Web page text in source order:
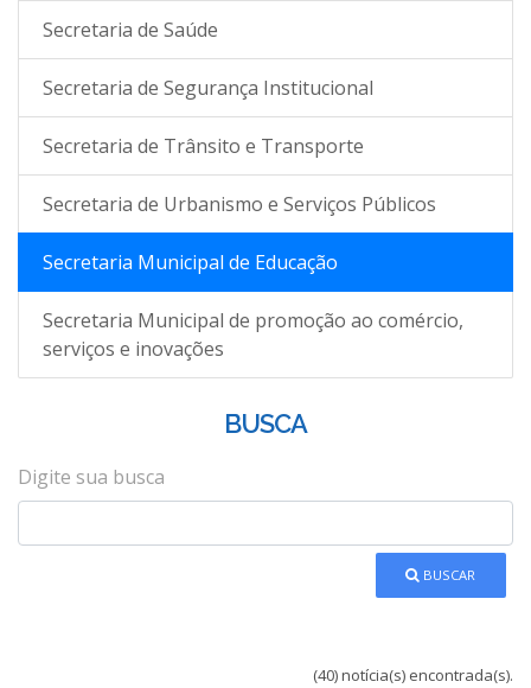
Secretaria de Saúde
Secretaria de Segurança Institucional
Secretaria de Trânsito e Transporte
Secretaria de Urbanismo e Serviços Públicos
Secretaria Municipal de Educação
Secretaria Municipal de promoção ao comércio,
serviços e inovações
BUSCA
Digite sua busca
BUSCAR
(40) notícia(s) encontrada(s).